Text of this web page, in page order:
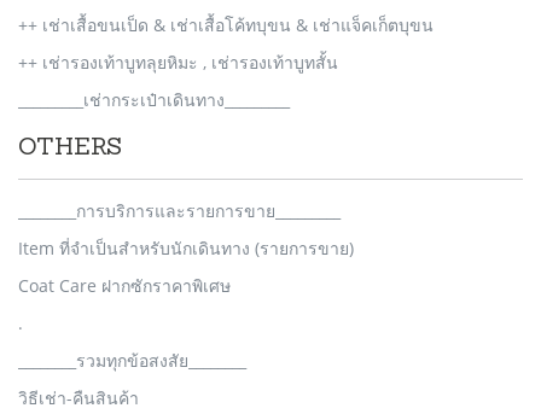
++ เช่าเสื้อขนเป็ด & เช่าเสื้อโค้ทบุขน & เช่าแจ็คเก็ตบุขน
++ เช่ารองเท้าบูทลุยหิมะ , เช่ารองเท้าบูทสั้น
_________เช่ากระเป๋าเดินทาง_________
OTHERS
________การบริการและรายการขาย_________
Item ที่จำเป็นสำหรับนักเดินทาง (รายการขาย)
Coat Care ฝากซักราคาพิเศษ
.
________รวมทุกข้อสงสัย________
วิธีเช่า-คืนสินค้า